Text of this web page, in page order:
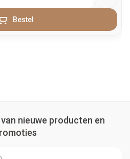
Bestel
nieuwe producten en